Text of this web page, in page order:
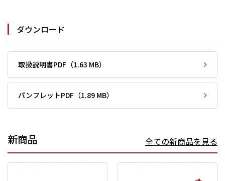
ダウンロード
取扱説明書PDF（1.63 MB）
パンフレットPDF（1.89 MB）
新商品 全ての新商品を見る